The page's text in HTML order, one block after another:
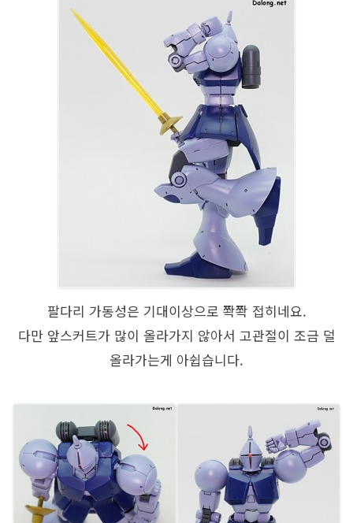
팔다리 가동성은 기대이상으로 쫙쫙 접히네요.
다만 앞스커트가 많이 올라가지 않아서 고관절이 조금 덜
올라가는게 아쉽습니다.